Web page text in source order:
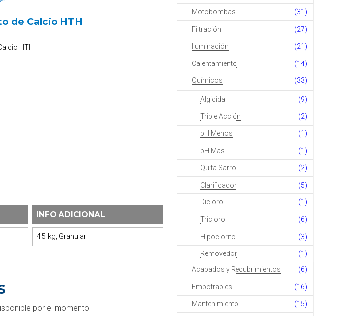
de Calcio HTH
HTH
INFO ADICIONAL
45 kg, Granular
por el momento
Motobombas (31)
Filtración (27)
Iluminación (21)
Calentamiento (14)
Químicos (33)
Algicida (9)
Triple Acción (2)
pH Menos (1)
pH Mas (1)
Quita Sarro (2)
Clarificador (5)
Dicloro (1)
Tricloro (6)
Hipoclorito (3)
Removedor
(1)
Acabados y Recubrimientos
(6)
Empotrables (16)
Mantenimiento (15)